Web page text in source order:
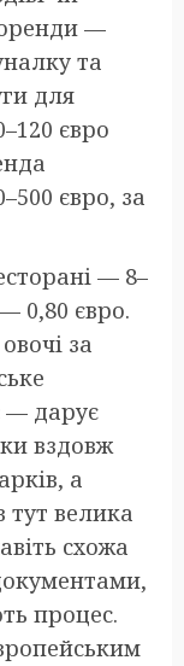
оренди —
та
для
євро
євро, за
— 8–
0,80 євро.
за
— дарує
вздовж
а
тут велика
схожа
процес.